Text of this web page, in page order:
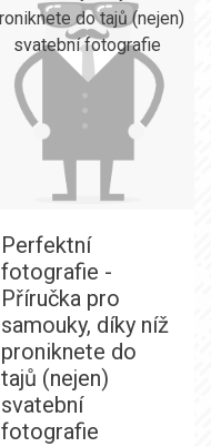
Perfektní
fotografie -
Příručka pro
samouky, díky níž
proniknete do
tajů (nejen)
svatební
fotografie